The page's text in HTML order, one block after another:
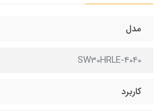
مدل
SW30HRLE-4040
کاربرد